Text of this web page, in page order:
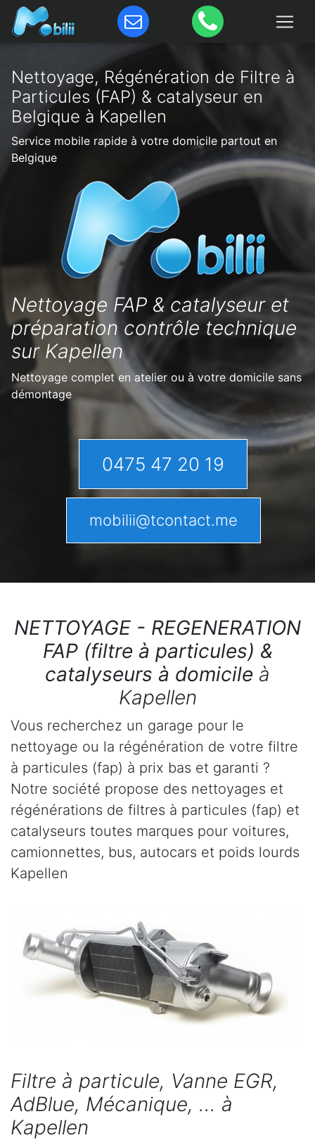
Nettoyage, Régénération de Filtre à
Particules (FAP) & catalyseur en
Belgique à Kapellen
Service mobile rapide à votre domicile partout en
Belgique
Nettoyage FAP & catalyseur et
préparation contrôle technique
sur Kapellen
Nettoyage complet en atelier ou à votre domicile sans
démontage
0475 47 20 19
mobilii@tcontact.me
NETTOYAGE - REGENERATION
FAP (filtre à particules) &
catalyseurs à domicile à
Kapellen
Vous recherchez un garage pour le
nettoyage ou la régénération de votre filtre
à particules (fap) à prix bas et garanti ?
Notre société propose des nettoyages et
régénérations de filtres à particules (fap) et
catalyseurs toutes marques pour voitures,
camionnettes, bus, autocars et poids lourds
Kapellen
Filtre à particule, Vanne EGR,
AdBlue, Mécanique, ... à
Kapellen